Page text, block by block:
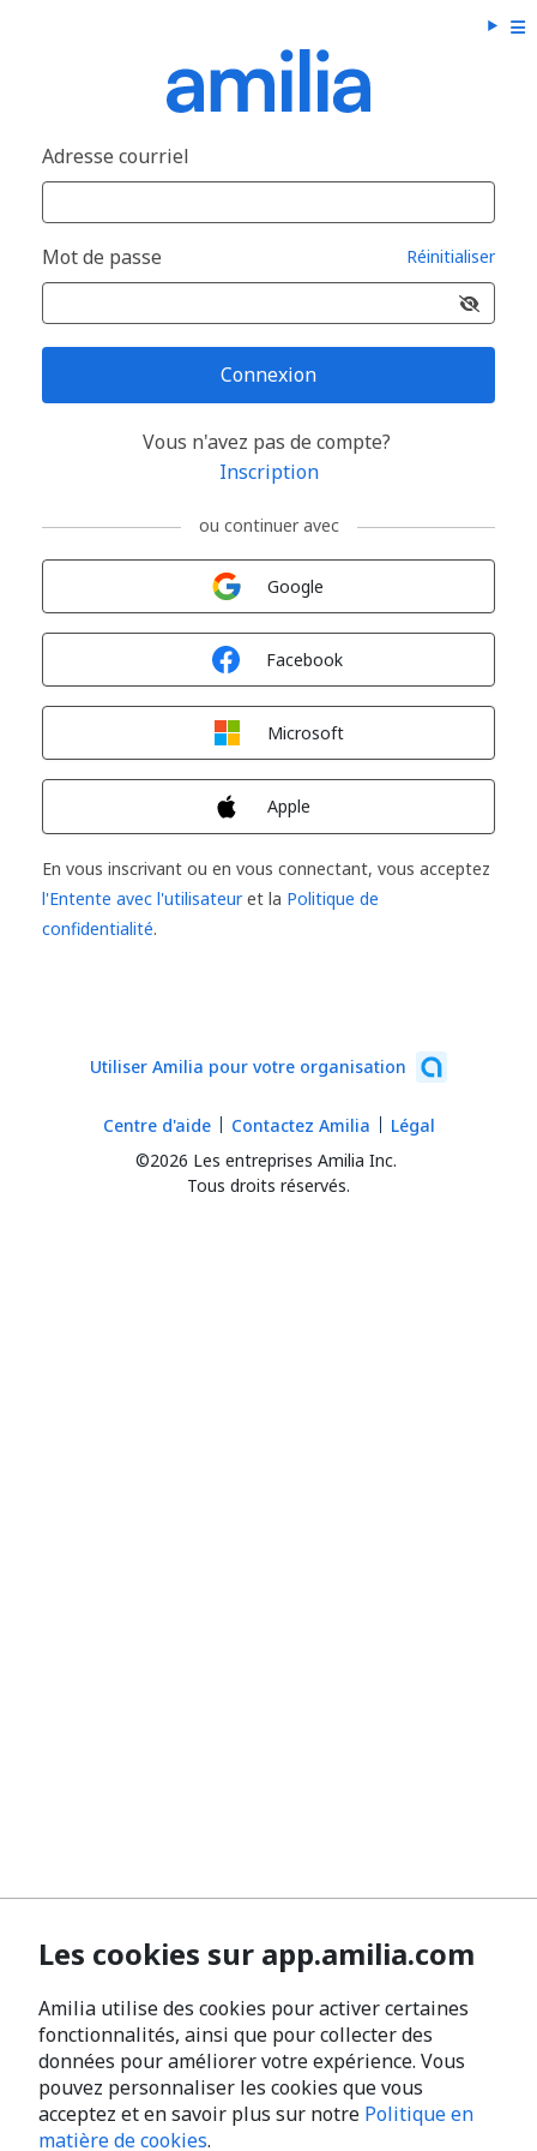
Adresse courriel
Mot de passe Réinitialiser
Connexion
Vous n'avez pas de compte?
Inscription
ou continuer avec
Google
Facebook
Microsoft
Apple
En vous inscrivant ou en vous connectant, vous acceptez
l'Entente avec l'utilisateuret la Politique de
confidentialité.
Utiliser Amilia pour votre organisation
©2026 Les entreprises Amilia Inc.
Tous droits réservés.
Centre d'aide Contactez Amilia Légal
Les cookies sur app.amilia.com
Amilia utilise des cookies pour activer certaines
fonctionnalités, ainsi que pour collecter des
données pour améliorer votre expérience. Vous
pouvez personnaliser les cookies que vous
acceptez et en savoir plus sur notre Politique en
matière de cookies.